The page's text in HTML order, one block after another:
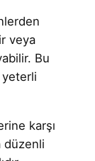
veya
Bu
yeterli
karşı
düzenli